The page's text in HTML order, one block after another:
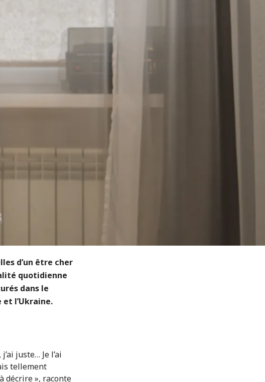
d’un être cher
quotidienne
dans le
l’Ukraine.
juste… Je l’ai
tellement
décrire », raconte